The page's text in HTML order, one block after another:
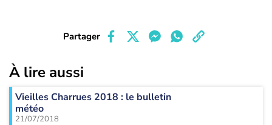
Partager
À lire aussi
Vieilles Charrues 2018 : le bulletin
météo
21/07/2018